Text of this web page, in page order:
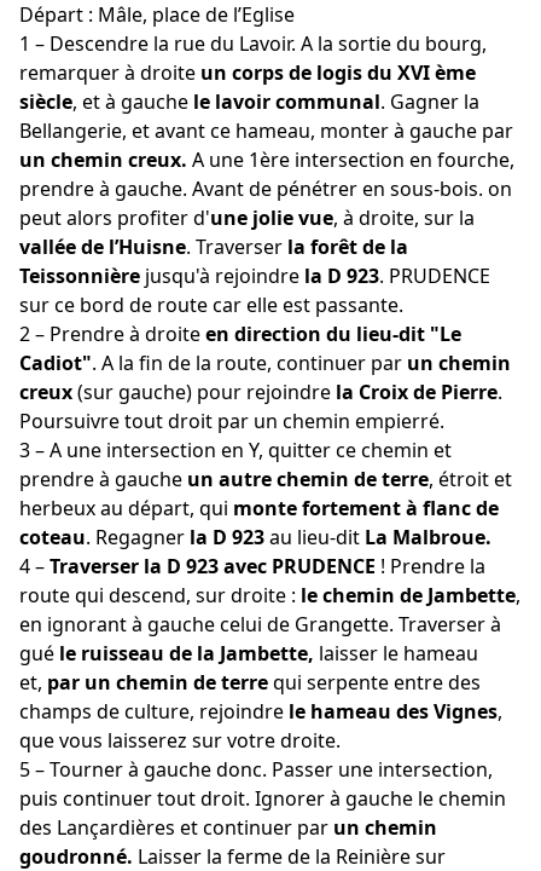
Départ : Mâle, place de l’Eglise
1 – Descendre la rue du Lavoir. A la sortie du bourg,
remarquer à droite un corps de logis du XVI ème
siècle, et à gauche le lavoir communal. Gagner la
Bellangerie, et avant ce hameau, monter à gauche par
un chemin creux. A une 1ère intersection en fourche,
prendre à gauche. Avant de pénétrer en sous-bois. on
peut alors profiter d'une jolie vue, à droite, sur la
vallée de l’Huisne. Traverser la forêt de la
Teissonnière jusqu'à rejoindre la D 923. PRUDENCE
sur ce bord de route car elle est passante.
2 – Prendre à droiteen direction du lieu-dit "Le
Cadiot". A la fin de la route, continuer par un chemin
creux(sur gauche) pour rejoindre la Croix de Pierre.
Poursuivre tout droit par un chemin empierré.
3 – A une intersection en Y, quitter ce chemin et
prendre à gauche un autre chemin de terre, étroit et
herbeux au départ, qui monte fortement à flanc de
coteau. Regagner la D 923au lieu-dit La Malbroue.
4 –Traverser la D 923avec PRUDENCE ! Prendre la
route qui descend, sur droite : le chemin de Jambette,
en ignorant à gauche celui de Grangette. Traverser à
gué le ruisseau de la Jambette, laisser le hameau
et, par un chemin de terrequi serpente entre des
champs de culture, rejoindre le hameau des Vignes,
que vous laisserez sur votre droite.
5 – Tourner à gauche donc. Passer une intersection,
puis continuer tout droit. Ignorer à gauche le chemin
des Lançardières et continuer par un chemin
goudronné. Laisser la ferme de la Reinière sur